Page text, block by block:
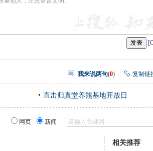
我来说两句(0) 复制链
直击归真堂养熊基地开放日
网页 新闻
相关推荐